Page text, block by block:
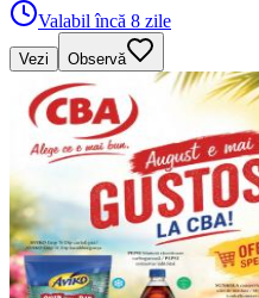
Valabil încă 8 zile
Vezi Observă